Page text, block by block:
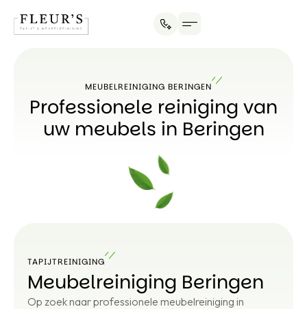
MEUBELREINIGING BERINGEN
Professionele reiniging van
uw meubels in Beringen
TAPIJTREINIGING
Meubelreiniging Beringen
Op zoek naar professionele meubelreiniging in